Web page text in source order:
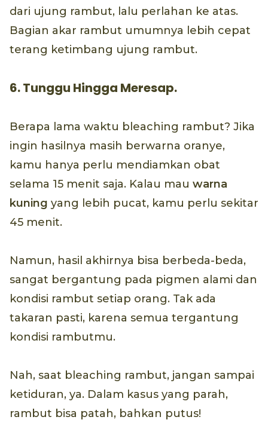
dari ujung rambut, lalu perlahan ke atas.
Bagian akar rambut umumnya lebih cepat
terang ketimbang ujung rambut.
6. Tunggu Hingga Meresap.
Berapa lama waktu bleaching rambut? Jika
ingin hasilnya masih berwarna oranye,
kamu hanya perlu mendiamkan obat
selama 15 menit saja. Kalau mau warna
kuning yang lebih pucat, kamu perlu sekitar
45 menit.
Namun, hasil akhirnya bisa berbeda-beda,
sangat bergantung pada pigmen alami dan
kondisi rambut setiap orang. Tak ada
takaran pasti, karena semua tergantung
kondisi rambutmu.
Nah, saat bleaching rambut, jangan sampai
ketiduran, ya. Dalam kasus yang parah,
rambut bisa patah, bahkan putus!